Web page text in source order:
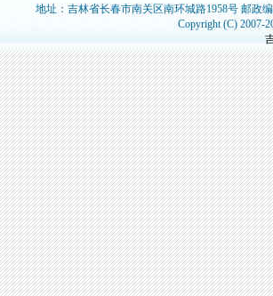
地址：吉林省长春市南关区南环城路1958号 邮政
Copyright (C) 2007-